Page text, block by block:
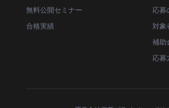
無料公開セミナー
合格実績
応募
対象
補助
応募